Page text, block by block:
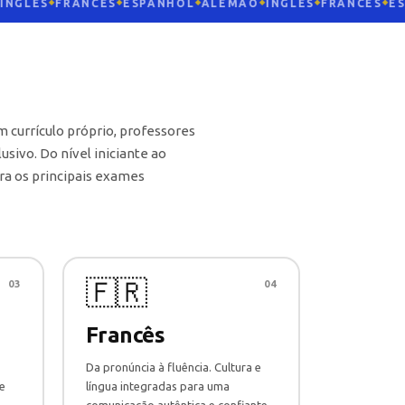
◆FRANCÊS◆ESPANHOL◆ ALEMÃO◆INGLÊS◆FRANCÊS◆
currículo próprio, professores
Do nível iniciante ao
os principais exames
03 🇫🇷 04
Francês
Da pronúncia à fluência. Cultura e
língua integradas para uma